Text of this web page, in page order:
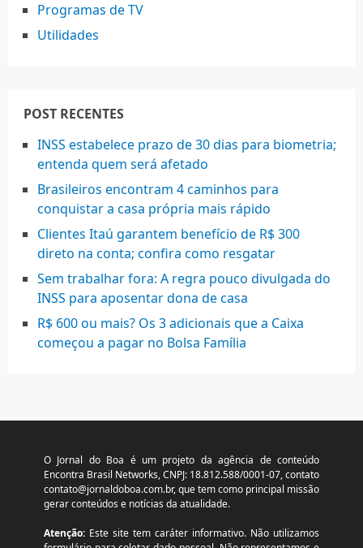
Programas de TV
Utilidades
POST RECENTES
INSS estabelece prazo de 30 dias para biometria;
entenda quem será afetado
Brasileiros encontram 4 caminhos para
conquistar a casa própria mais rápido
Clientes Itaú garantem benefício de R$ 300
direto na conta; confira como resgatar
Sem trabalhar fora: A regra pouco divulgada do
INSS para aposentar dona de casa
R$ 600 ou mais? Os 3 adicionais que a Caixa
começou a pagar no Bolsa Família
O Jornal do Boa é um projeto da agência de conteúdo
Encontra Brasil Networks, CNPJ: 18.812.588/0001-07, contato
contato@jornaldoboa.com.br, que tem como principal missão
gerar conteúdos e notícias da atualidade.
Atenção:Este site tem caráter informativo. Não utilizamos